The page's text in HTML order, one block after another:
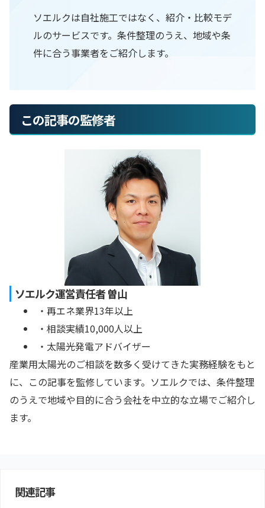
ソエルクは自社施工ではなく、紹介・比較モデ
ルのサービスです。条件整理のうえ、地域や条
件に合う事業者をご紹介します。
この記事の監修者
ソエルク運営責任者 曽山
・再エネ業界13年以上
・相談実績10,000人以上
・太陽光発電アドバイザー
産業用太陽光のご相談を数多く受けてきた実務経験をもと
に、この記事を監修しています。ソエルクでは、条件整理
のうえで地域や目的に合う会社を中立的な立場でご紹介し
ます。
関連記事